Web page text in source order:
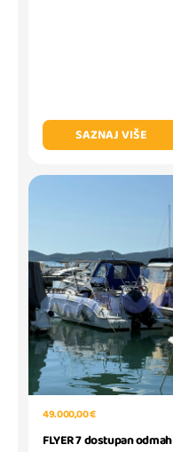
SAZNAJ VIŠE
49.000,00 €
FLYER 7 dostupan odmah